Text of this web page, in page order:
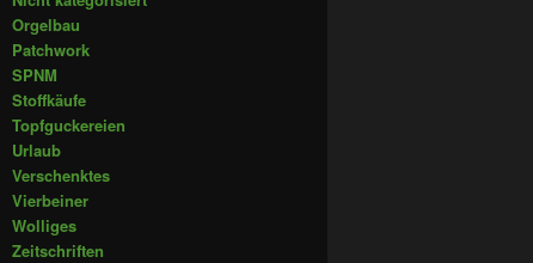
Orgelbau
Patchwork
SPNM
Stoffkäufe
Topfguckereien
Urlaub
Verschenktes
Vierbeiner
Wolliges
Zeitschriften